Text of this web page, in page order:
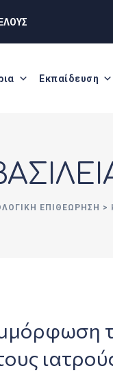
Εκπαίδευση
ΕΠΙΘΕΩΡΗΣΗ >